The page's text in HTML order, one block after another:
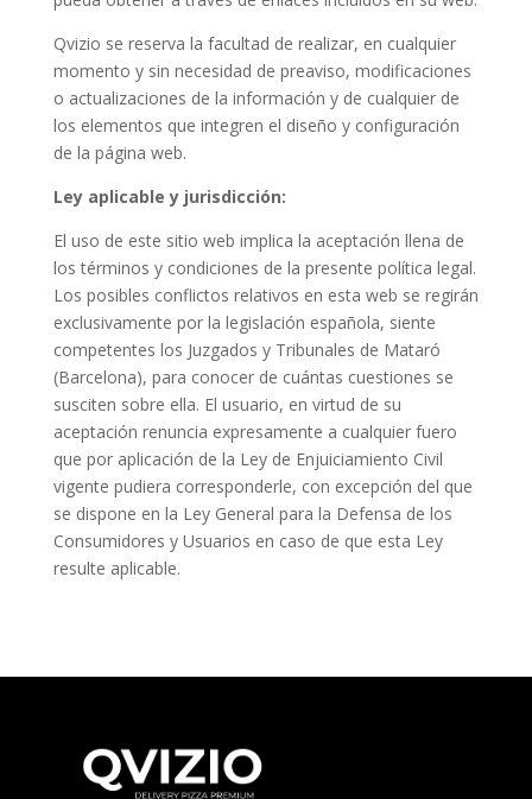
Qvizio se reserva la facultad de realizar, en cualquier
momento y sin necesidad de preaviso, modificaciones
o actualizaciones de la información y de cualquier de
los elementos que integren el diseño y configuración
de la página web.
Ley aplicable y jurisdicción:
El uso de este sitio web implica la aceptación llena de
los términos y condiciones de la presente política legal.
Los posibles conflictos relativos en esta web se regirán
exclusivamente por la legislación española, siente
competentes los Juzgados y Tribunales de Mataró
(Barcelona), para conocer de cuántas cuestiones se
susciten sobre ella. El usuario, en virtud de su
aceptación renuncia expresamente a cualquier fuero
que por aplicación de la Ley de Enjuiciamiento Civil
vigente pudiera corresponderle, con excepción del que
se dispone en la Ley General para la Defensa de los
Consumidores y Usuarios en caso de que esta Ley
resulte aplicable.